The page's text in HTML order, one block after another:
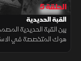
الحلقة 5
القبة الحديدية
بين القبة الحديدية
هوك المتخصصة في